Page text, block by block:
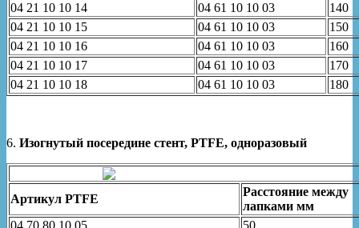
04 21 10 10 14 04 61 10 10 03
140
04 21 10 10 15
04 61 10 10 03
150
04 21 10 10 16
04 61 10 10 03
160
04 21 10 10 17
04 61 10 10 03
170
04 21 10 10 18
04 61 10 10 03 180
6. Изогнутый посередине стент, PTFE, одноразовый
Артикул PTFE
Расстояние между
лапками мм
04 70 80 10 05
50